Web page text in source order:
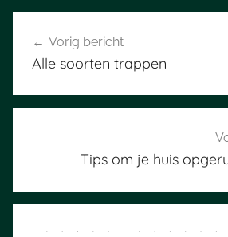
navigatie
Vorig bericht
Alle soorten trappen
Tips om je huis